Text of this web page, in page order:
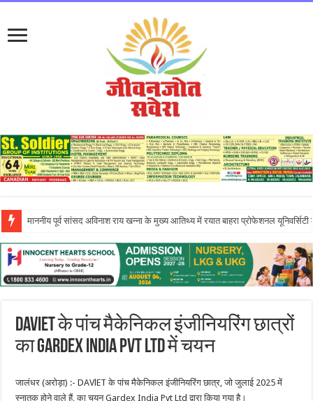
इन्नोसेंट हार्ट्स स्कूल में ‘दिशा – एन इनिशिएटिव’ के तहत आयोजित एंटरप्रेन्योरशिप सेमिनार
DAVIET के पांच मैकेनिकल इंजीनियरिंग छात्रों
का GARDEX INDIA PVT LTD में चयन
जालंधर (अरोड़ा) :- DAVlET के पांच मैकेनिकल इंजीनियरिंग छात्र, जो जुलाई 2025 में
स्नातक होने वाले हैं, का चयन Gardex India Pvt Ltd द्वारा किया गया है।